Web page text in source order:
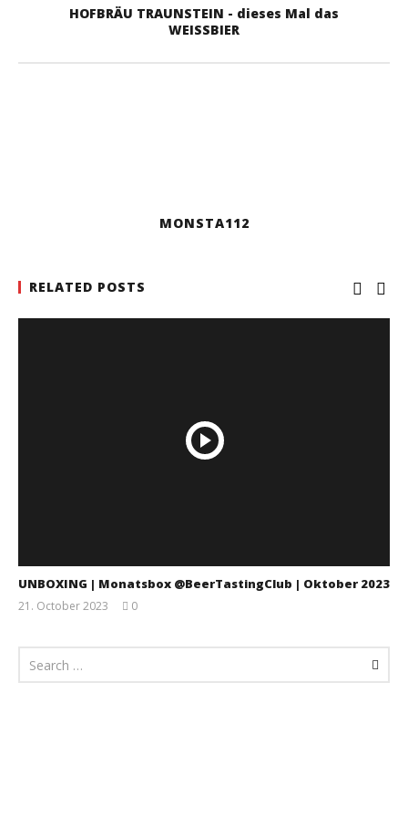
HOFBRÄU TRAUNSTEIN - dieses Mal das
WEISSBIER
MONSTA112
RELATED POSTS
UNBOXING | Monatsbox @BeerTastingClub | Oktober 2023
21. October 2023
0